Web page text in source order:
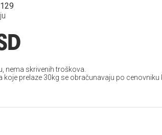
nema skrivenih troškova.
koje prelaze 30kg se obračunavaju po cenovniku